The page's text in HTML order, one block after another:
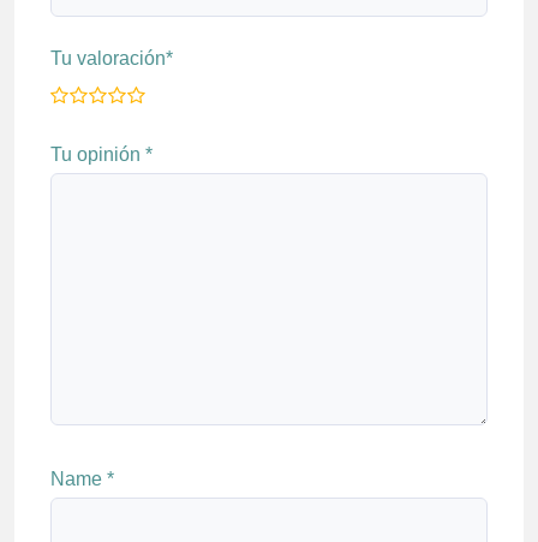
Tu valoración*
Tu opinión *
Name *